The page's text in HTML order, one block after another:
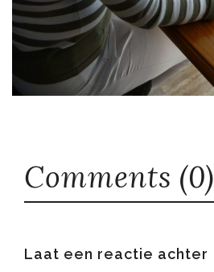
Comments (0)
Laat een reactie achter